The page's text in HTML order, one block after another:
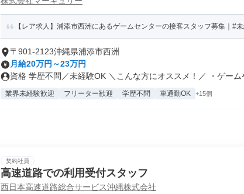
【レア求人】浦添市西洲にあるゲームセンターの接客スタッフ募集｜#
〒901-2123沖縄県浦添市西洲
月給20万円～23万円
資格 学歴不問／未経験OK ＼こんな方にオススメ！／ ・ゲーム
業界未経験歓迎 フリーター歓迎 学歴不問 車通勤OK +15個
契約社員
高速道路での利用受付スタッフ
西日本高速道路総合サービス沖縄株式会社